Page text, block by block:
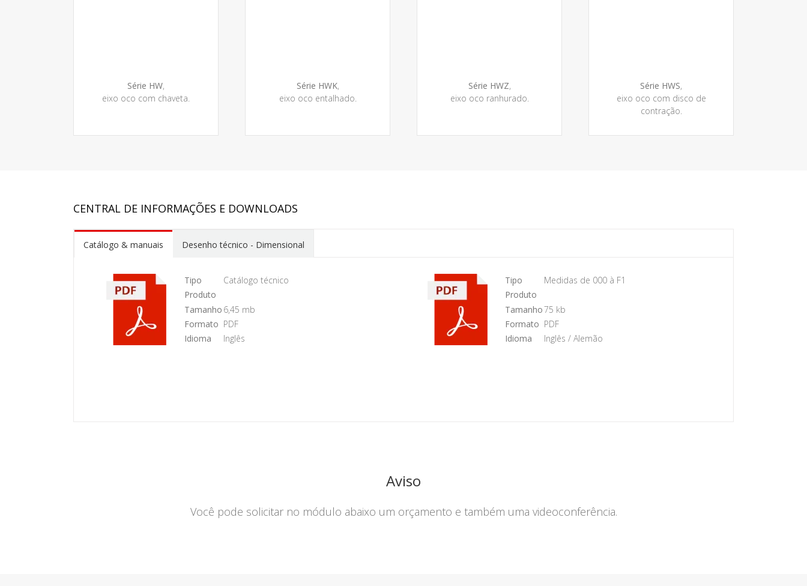
Série HW,
eixo oco com chaveta.
Série HWK,
eixo oco entalhado.
Série HWZ,
eixo oco ranhurado.
Série HWS,
eixo oco com disco de
contração.
CENTRAL DE INFORMAÇÕES E DOWNLOADS
Catálogo & manuais Desenho técnico - Dimensional
Tipo
Catálogo técnico
Produto
Tamanho 6,45 mb
Formato PDF
Idioma
Inglês
Tipo
Medidas de 000 à F1
Produto
Tamanho75 kb
Formato PDF
Idioma
Inglês / Alemão
Aviso
Você pode solicitar no módulo abaixo um orçamento e também uma videoconferência.